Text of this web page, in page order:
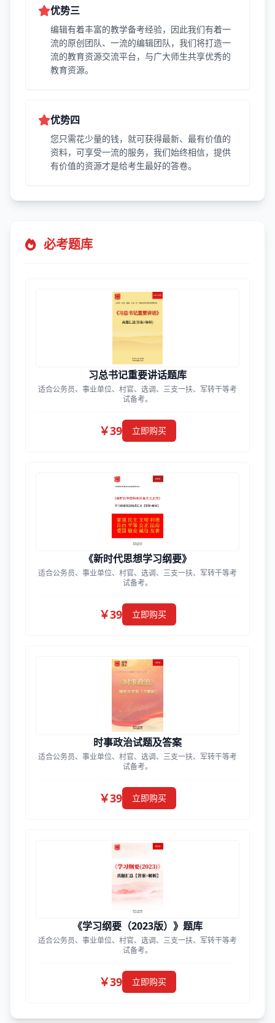
优势三
编辑有着丰富的教学备考经验，因此我们有着一
流的原创团队、一流的编辑团队，我们将打造一
流的教育资源交流平台，与广大师生共享优秀的
教育资源。
优势四
您只需花少量的钱，就可获得最新、最有价值的
资料，可享受一流的服务，我们始终相信，提供
有价值的资源才是给考生最好的答卷。
必考题库
习总书记重要讲话题库
适合公务员、事业单位、村官、选调、三支一扶、军转干等考
试备考。
￥39 立即购买
《新时代思想学习纲要》
适合公务员、事业单位、村官、选调、三支一扶、军转干等考
试备考。
￥39 立即购买
时事政治试题及答案
适合公务员、事业单位、村官、选调、三支一扶、军转干等考
试备考。
￥39 立即购买
《学习纲要（2023版）》题库
适合公务员、事业单位、村官、选调、三支一扶、军转干等考
试备考。
￥39 立即购买